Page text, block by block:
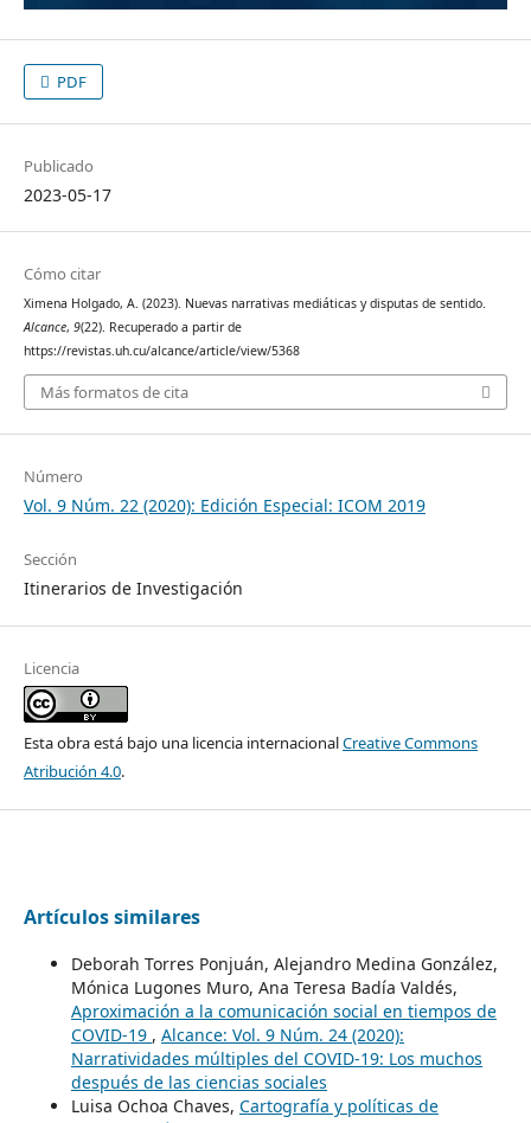
PDF
Publicado
2023-05-17
Cómo citar
Ximena Holgado, A. (2023). Nuevas narrativas mediáticas y disputas de sentido.
Alcance, 9(22). Recuperado a partir de
https://revistas.uh.cu/alcance/article/view/5368
Más formatos de cita
Número
Vol. 9 Núm. 22 (2020): Edición Especial: ICOM 2019
Sección
Itinerarios de Investigación
Licencia
Esta obra está bajo una licencia internacionalCreative Commons
Atribución 4.0.
Artículos similares
Deborah Torres Ponjuán, Alejandro Medina González,
Mónica Lugones Muro, Ana Teresa Badía Valdés,
Aproximación a la comunicación social en tiempos de
COVID-19 , Alcance: Vol. 9 Núm. 24 (2020):
Narratividades múltiples del COVID-19: Los muchos
después de las ciencias sociales
Luisa Ochoa Chaves, Cartografía y políticas de